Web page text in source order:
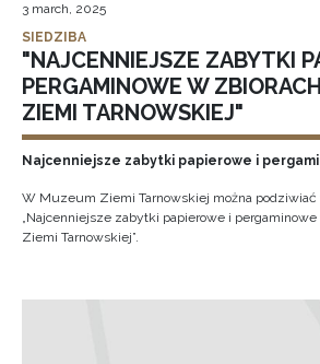
3 march, 2025
SIEDZIBA
"NAJCENNIEJSZE ZABYTKI
PERGAMINOWE W
ZIEMI TARNOWSKIEJ"
Najcenniejsze zabytki papierowe i
W Muzeum Ziemi Tarnowskiej można
„Najcenniejsze zabytki papierowe i
Ziemi Tarnowskiej”.